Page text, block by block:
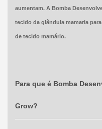
aumentam. A Bomba
tecido da glândula mamaria
de tecido mamário.
Para que é Bomba
Grow?